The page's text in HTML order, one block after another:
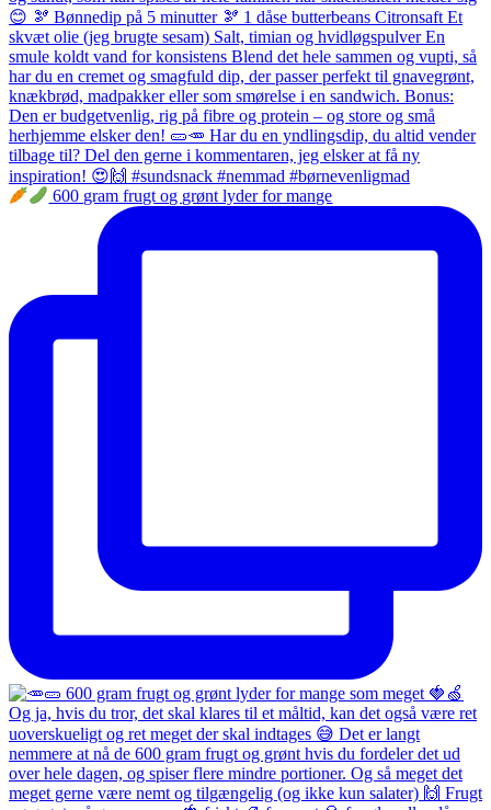
600 gram frugt og grønt lyder for mange